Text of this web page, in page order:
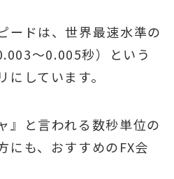
ードは、世界最速水準の
～0.005秒）という
しています。
』と言われる数秒単位の
にも、おすすめのFX会